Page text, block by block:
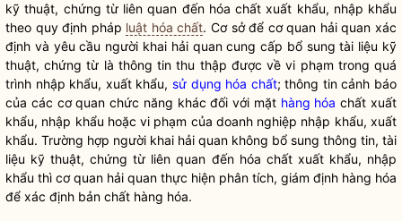
kỹ thuật, chứng từ liên quan đến hóa chất xuất khẩu, nhập khẩu
theo quy định pháp luật hóa chất. Cơ sở để cơ quan hải quan xác
định và yêu cầu người khai hải quancung cấp bổ sung tài liệu kỹ
thuật, chứng từ là thông tin thu thập được về vi phạm trong quá
trình nhập khẩu, xuất khẩu, sử dụng hóa chất; thông tin cảnh báo
của các cơ quan chức năng khác đối với mặt hàng hóa chất xuất
khẩu, nhập khẩu hoặc vi phạm của doanh nghiệp nhập khẩu, xuất
khẩu. Trường hợp người khai hải quan không bổ sung thông tin, tài
liệu kỹ thuật, chứng từ liên quan đến hóa chất xuất khẩu, nhập
khẩu thì cơ quan hải quan thực hiện phân tích, giám định hàng hóa
để xác định bản chất hàng hóa.